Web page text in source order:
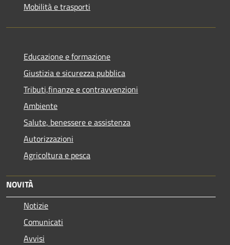
Mobilità e trasporti
Educazione e formazione
Giustizia e sicurezza pubblica
Tributi,finanze e contravvenzioni
Ambiente
Salute, benessere e assistenza
Autorizzazioni
Agricoltura e pesca
NOVITÀ
Notizie
Comunicati
Avvisi